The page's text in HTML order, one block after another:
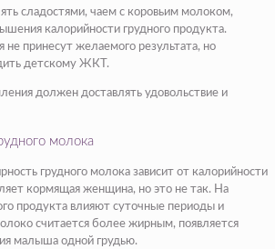
сладостями, чаем с коровьим молоком,
калорийности грудного продукта.
не принесут желаемого результата, но
детскому ЖКТ.
должен доставлять удовольствие и
молока
грудного молока зависит от калорийности
кормящая женщина, но это не так. На
продукта влияют суточные периоды и
считается более жирным, появляется
малыша одной грудью.